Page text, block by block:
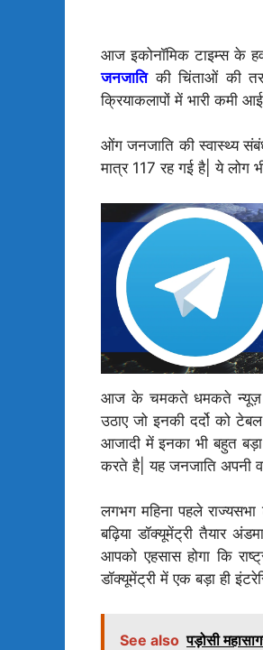
आज इकोनॉमिक टाइम्स के
जनजाति की चिंताओं की
क्रियाकलापों में भारी कमी
ओंग जनजाति की स्वास्थ्य
मात्र 117 रह गई है| ये लोग
आज के चमकते धमकते न्यूज़
उठाए जो इनकी दर्दो को
आजादी में इनका भी बहुत बड़ा
करते है| यह जनजाति अपनी
लगभग महिना पहले
बढ़िया डॉक्यूमेंट्री तैयार
आपको एहसास होगा कि
डॉक्यूमेंट्री में एक बड़ा ही
See also पड़ोसी